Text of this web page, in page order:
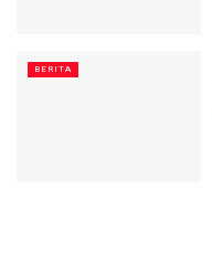
BERITA